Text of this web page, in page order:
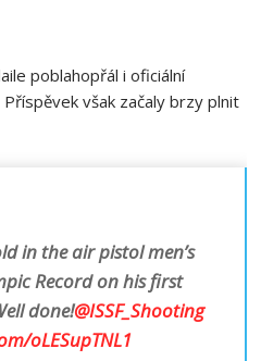
poblahopřál i oficiální
však začaly brzy plnit
in the air pistol men’s
Record on his first
done!@ISSF_Shooting
oLESupTNL1